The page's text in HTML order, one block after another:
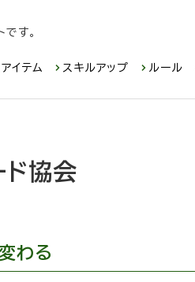
す。
イテム スキルアップ ルール
ド協会
わる